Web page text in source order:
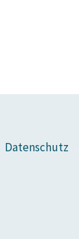
Datenschutz